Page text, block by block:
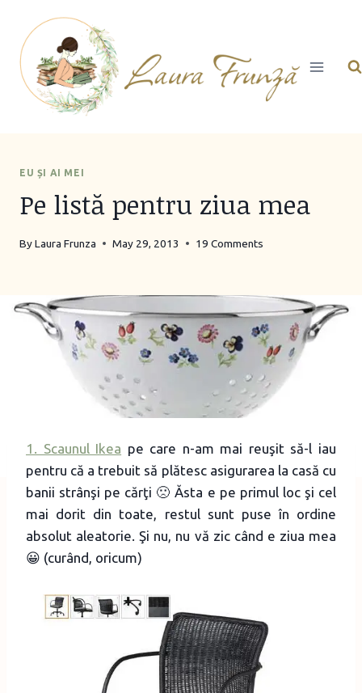
content
EU ȘI AI MEI
Pe listă pentru ziua mea
ByLaura Frunza May 29, 2013 19 Comments
1. Scaunul Ikea pe care n-am mai reuşit să-l iau
pentru că a trebuit să plătesc asigurarea la casă cu
banii strânşi pe cărţi 🙁 Ăsta e pe primul loc şi cel
mai dorit din toate, restul sunt puse în ordine
absolut aleatorie. Şi nu, nu vă zic când e ziua mea
😀 (curând, oricum)